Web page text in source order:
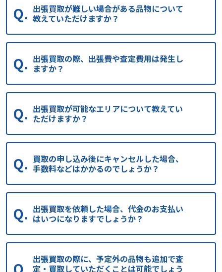
出張買取が難しい場合がある品物について
教えていただけますか？
出張買取の際、出張費や査定費用は発生し
ますか？
出張買取が可能なエリアについて教えてい
ただけますか？
買取の申し込み後にキャンセルした場合、
手数料などはかかるのでしょうか？
出張買取を依頼した場合、代金のお支払い
はいつになりますでしょうか？
出張買取の際に、予定外の品物も追加で査
定・買取していただくことは可能でしょう